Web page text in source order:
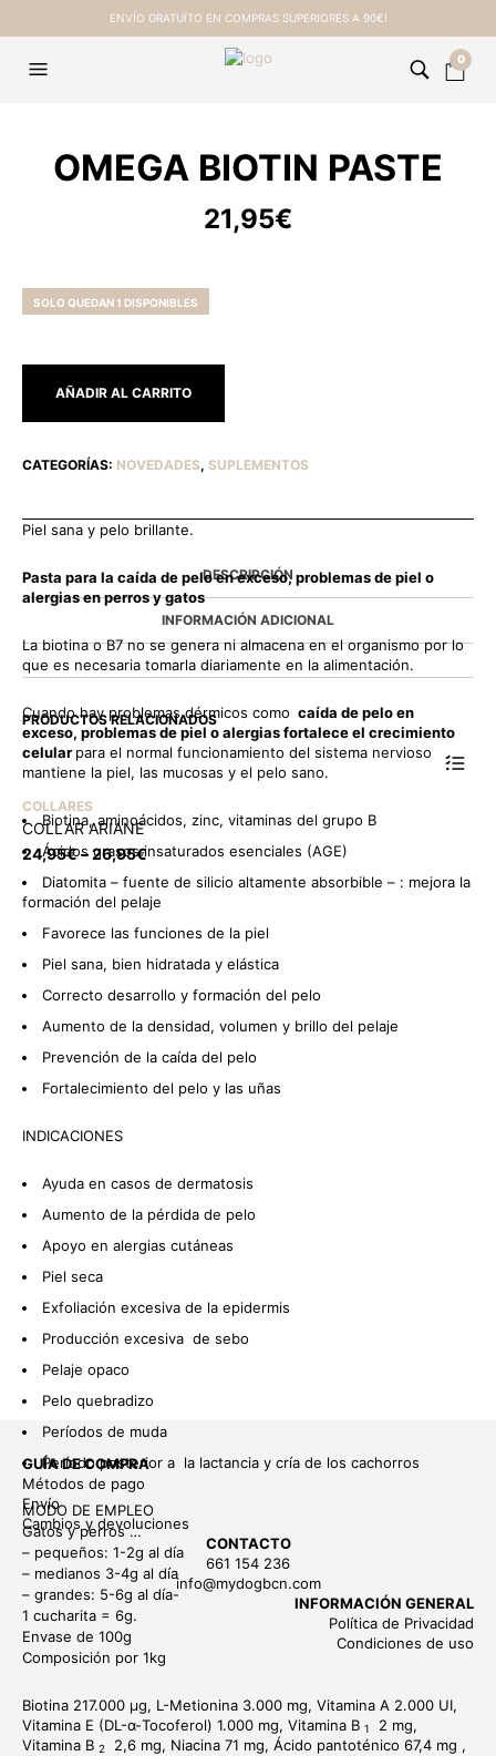
ENVÍO GRATUÏTO EN COMPRAS SUPERIORES A 90€!
0
OMEGA BIOTIN PASTE
21,95€
SOLO QUEDAN 1 DISPONIBLES
AÑADIR AL CARRITO
CATEGORÍAS: NOVEDADES, SUPLEMENTOS
DESCRIPCIÓN
INFORMACIÓN ADICIONAL
Piel sana y pelo brillante.
Pasta para la caída de pelo en exceso,problemas de piel o
alergias en perros y gatos
La biotina o B7 no se genera ni almacena en el organismo por lo
que es necesaria tomarla diariamente en la alimentación.
Cuando hay problemas dérmicos como caída de pelo en
exceso, problemas de piel o alergias fortalece el crecimiento
celular para el normal funcionamiento del sistema nervioso y
mantiene la piel, las mucosas y el pelo sano.
Biotina, aminoácidos, zinc, vitaminas del grupo B
Ácidos grasos insaturados esenciales (AGE)
Diatomita – fuente de silicio altamente absorbible – : mejora la
formación del pelaje
Favorece las funciones de la piel
Piel sana, bien hidratada y elástica
Correcto desarrollo y formación del pelo
Aumento de la densidad, volumen y brillo del pelaje
Prevención de la caída del pelo
Fortalecimiento del pelo y las uñas
INDICACIONES
Ayuda en casos de dermatosis
Aumento de la pérdida de pelo
Apoyo en alergias cutáneas
Piel seca
Exfoliación excesiva de la epidermis
Producción excesiva de sebo
Pelaje opaco
Pelo quebradizo
Períodos de muda
Período posterior a la lactancia y cría de los cachorros
MODO DE EMPLEO
Gatos y perros …
– pequeños: 1-2g al día
– medianos 3-4g al día
– grandes: 5-6g al día-
1 cucharita = 6g.
Envase de 100g
Composición por 1kg
Biotina 217.000 µg, L-Metionina 3.000 mg, Vitamina A 2.000 UI,
Vitamina E (DL-α-Tocoferol) 1.000 mg, Vitamina B 1
2 mg,
Vitamina B 2
2,6 mg, Niacina 71 mg, Ácido pantoténico 67,4 mg ,
PRODUCTOS RELACIONADOS
COLLARES
COLLAR ARIANE
24,95€–26,95€
GUÍA DE COMPRA
Métodos de pago
Envío
Cambios y devoluciones
CONTACTO
661 154 236
info@mydogbcn.com
INFORMACIÓN GENERAL
Política de Privacidad
Condiciones de uso